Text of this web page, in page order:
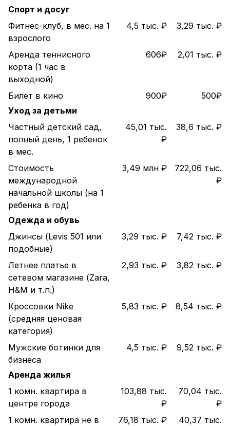
Спорт и досуг
Фитнес-клуб, в мес. на 1
взрослого
4,5 тыс. ₽ 3,29 тыс. ₽
Аренда теннисного
корта (1 час в
выходной)
606₽ 2,01 тыс. ₽
Билет в кино 900₽
500₽
Уход за детьми
Частный детский сад,
полный день, 1 ребенок
в мес.
45,01 тыс.
₽
38,6 тыс. ₽
Стоимость
международной
начальной школы (на 1
ребенка в год)
3,49 млн ₽
722,06 тыс.
₽
Одежда и обувь
Джинсы (Levis 501 или
подобные)
3,29 тыс. ₽ 7,42 тыс. ₽
Летнее платье в
сетевом магазине (Zara,
H&M и т.п.)
2,93 тыс. ₽ 3,82 тыс. ₽
Кроссовки Nike
(средняя ценовая
категория)
5,83 тыс. ₽ 8,54 тыс. ₽
Мужские ботинки для
бизнеса
4,5 тыс. ₽ 9,52 тыс. ₽
Аренда жилья
1 комн. квартира в
центре города
103,88 тыс.
₽
70,04 тыс.
₽
1 комн. квартира не в
76,18 тыс. ₽
40,37 тыс.